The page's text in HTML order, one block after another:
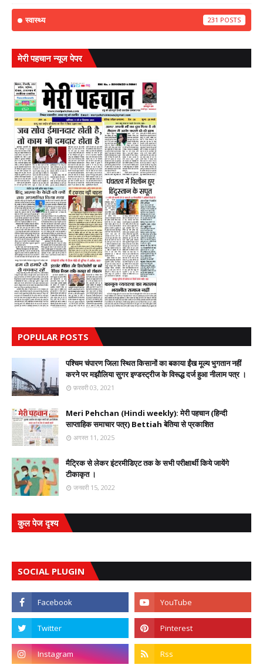
स्वास्थ्य 231
मेरी पहचान न्यूज पेपर
POPULAR POSTS
पश्चिम चंपारण जिला स्थित किसानों का बकाया ईंख मूल्य भुगतान नहीं
करने पर मझौलिया सुगर इण्डस्ट्रीज के विरूद्ध दर्ज हुआ नीलाम पत्र ।
फ़रवरी 03, 2021
Meri Pehchan (Hindi weekly): मेरी पहचान (हिन्दी
साप्ताहिक समाचार पत्र) Bettiah बेतिया से प्रकाशित
अगस्त 11, 2025
मैट्रिक से लेकर इंटरमीडिएट तक के सभी परीक्षार्थी किये जायेंगे
टीकाकृत ।
जनवरी 15, 2022
कुल पेज दृश्य
SOCIAL PLUGIN